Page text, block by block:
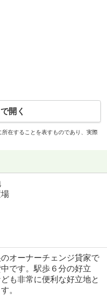
開く
在することを表すものであり、実際
オーナーチェンジ貸家で
です。駅歩６分の好立
も非常に便利な好立地と
。